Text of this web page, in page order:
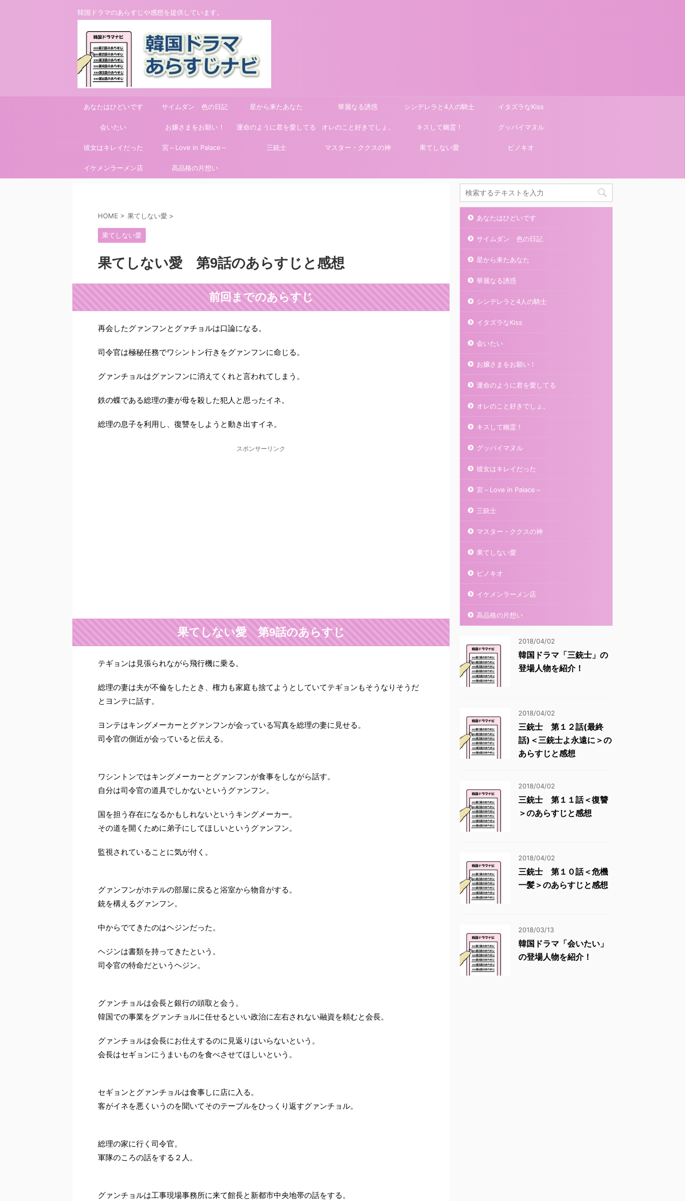
韓国ドラマのあらすじや感想を提供しています。
あなたはひどいです サイムダン 色の日記 星から来たあなた 華麗なる誘惑 シンデレラと4人の騎士 イタズラなKiss
会いたい お嬢さまをお願い！ 運命のように君を愛してる オレのこと好きでしょ。 キスして幽霊！ グッバイマヌル
彼女はキレイだった 宮～Love in Palace～ 三銃士 マスター・ククスの神 果てしない愛 ピノキオ
イケメンラーメン店 高品格の片想い
HOME > 果てしない愛 >
果てしない愛
果てしない愛 第9話のあらすじと感想
前回までのあらすじ
再会したグァンフンとグァチョルは口論になる。
司令官は極秘任務でワシントン行きをグァンフンに命じる。
グァンチョルはグァンフンに消えてくれと言われてしまう。
鉄の蝶である総理の妻が母を殺した犯人と思ったイネ。
総理の息子を利用し、復讐をしようと動き出すイネ。
スポンサーリンク
果てしない愛 第9話のあらすじ
テギョンは見張られながら飛行機に乗る。
総理の妻は夫が不倫をしたとき、権力も家庭も捨てようとしていてテギョンもそうなりそうだ
とヨンテに話す。
ヨンテはキングメーカーとグァンフンが会っている写真を総理の妻に見せる。
司令官の側近が会っていると伝える。
ワシントンではキングメーカーとグァンフンが食事をしながら話す。
自分は司令官の道具でしかないというグァンフン。
国を担う存在になるかもしれないというキングメーカー。
その道を開くために弟子にしてほしいというグァンフン。
監視されていることに気が付く。
グァンフンがホテルの部屋に戻ると浴室から物音がする。
銃を構えるグァンフン。
中からでてきたのはヘジンだった。
ヘジンは書類を持ってきたという。
司令官の特命だというヘジン。
グァンチョルは会長と銀行の頭取と会う。
韓国での事業をグァンチョルに任せるといい政治に左右されない融資を頼むと会長。
グァンチョルは会長にお仕えするのに見返りはいらないという。
会長はセギョンにうまいものを食べさせてほしいという。
セギョンとグァンチョルは食事しに店に入る。
客がイネを悪くいうのを聞いてそのテーブルをひっくり返すグァンチョル。
総理の家に行く司令官。
軍隊のころの話をする２人。
グァンチョルは工事現場事務所に来て館長と新都市中央地帯の話をする。
あなたはひどいです
サイムダン 色の日記
星から来たあなた
華麗なる誘惑
シンデレラと4人の騎士
イタズラなKiss
会いたい
お嬢さまをお願い！
運命のように君を愛してる
オレのこと好きでしょ。
キスして幽霊！
グッバイマヌル
彼女はキレイだった
宮～Love in Palace～
三銃士
マスター・ククスの神
果てしない愛
ピノキオ
イケメンラーメン店
高品格の片想い
2018/04/02
韓国ドラマ「三銃士」の
登場人物を紹介！
2018/04/02
三銃士 第１２話(最終
話)＜三銃士よ永遠に＞の
あらすじと感想
2018/04/02
三銃士 第１１話＜復讐
＞のあらすじと感想
2018/04/02
三銃士 第１０話＜危機
一髪＞のあらすじと感想
2018/03/13
韓国ドラマ「会いたい」
の登場人物を紹介！